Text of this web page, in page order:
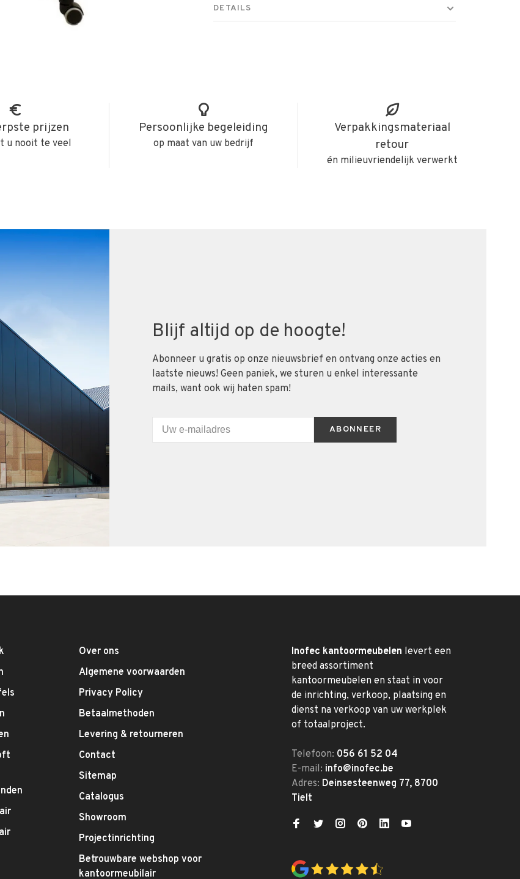
DETAILS
prijzen
u nooit te veel
Persoonlijke begeleiding
op maat van uw bedrijf
Verpakkingsmateriaal
retour
én milieuvriendelijk verwerkt
Blijf altijd op de hoogte!
Abonneer u gratis op onze nieuwsbrief en ontvang onze acties en
laatste nieuws! Geen paniek, we sturen u enkel interessante
mails, want ook wij haten spam!
ABONNEER
Over ons
Algemene voorwaarden
Privacy Policy
Betaalmethoden
Levering & retourneren
Contact
Sitemap
Catalogus
Showroom
Projectinrichting
Betrouwbare webshop voor
kantoormeubilair
Inofec kantoormeubelen levert een
breed assortiment
kantoormeubelen en staat in voor
de inrichting, verkoop, plaatsing en
dienst na verkoop van uw werkplek
of totaalproject.
Telefoon: 056 61 52 04
E-mail: info@inofec.be
Adres: Deinsesteenweg 77, 8700
Tielt